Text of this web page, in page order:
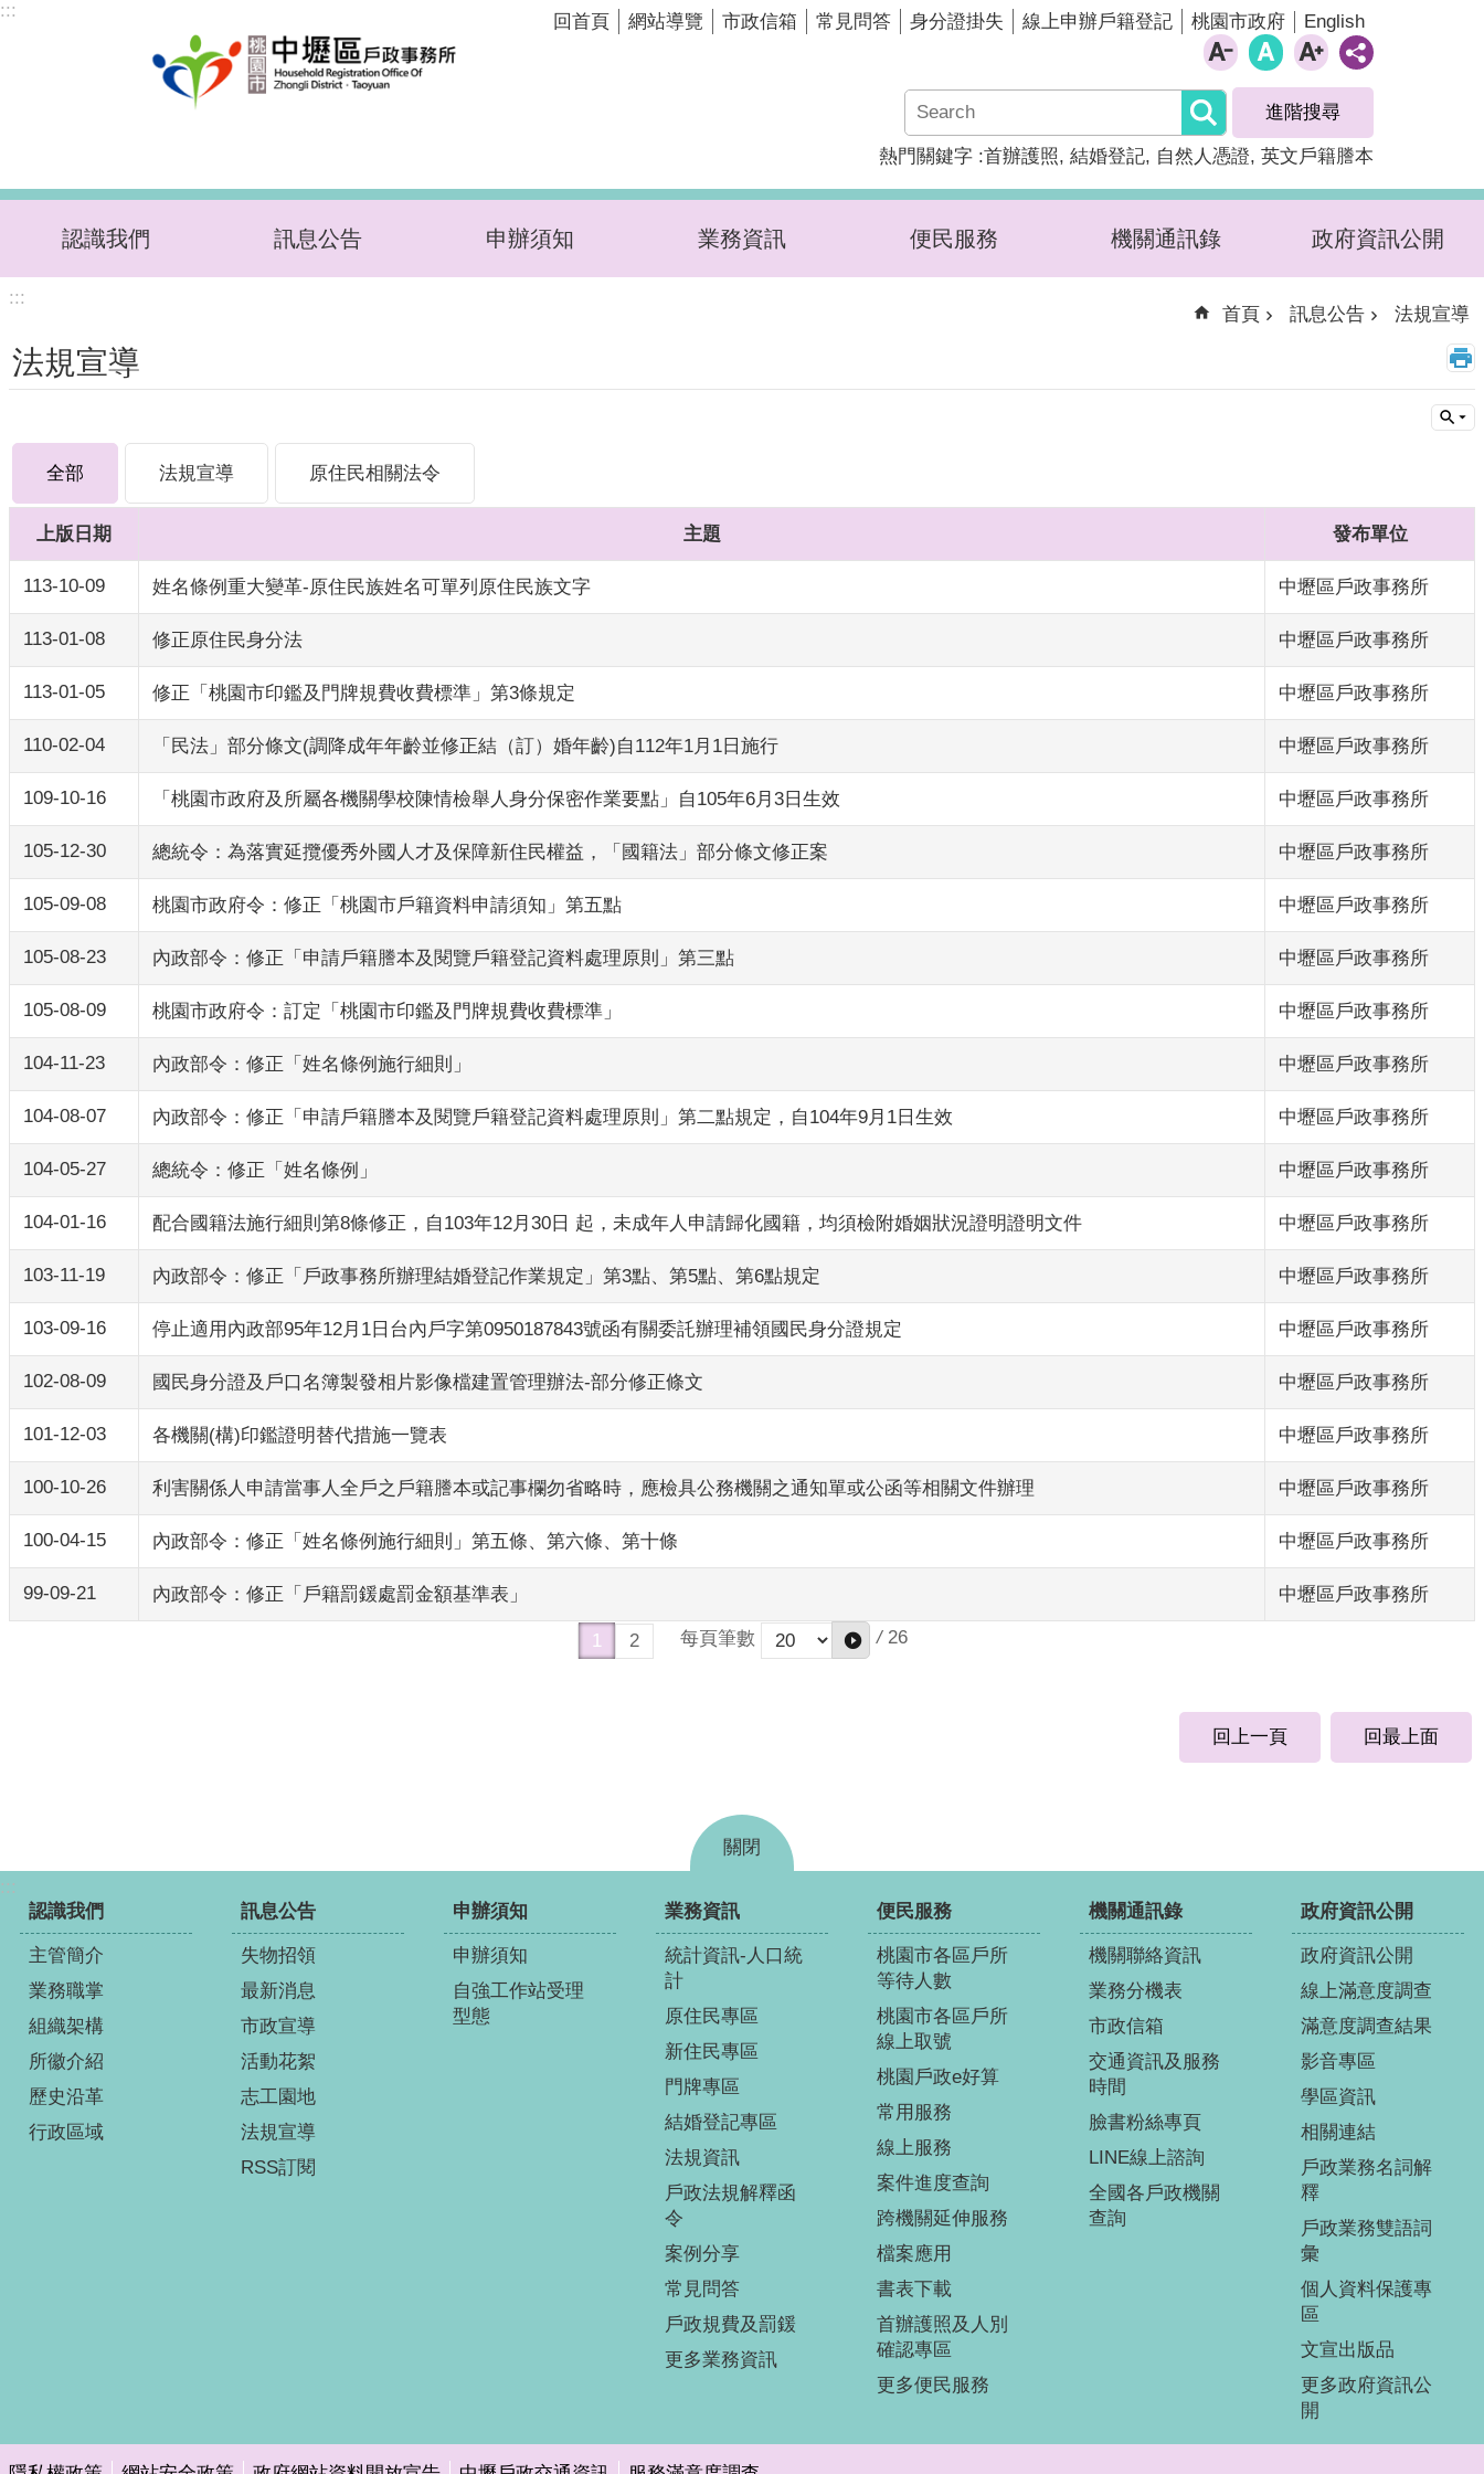
跳到主要內容區塊
:::
回首頁 網站導覽 市政信箱 常見問答 身分證掛失 線上申辦戶籍登記 桃園市政府 English
進階搜尋
熱門關鍵字 首辦護照 結婚登記 自然人憑證 英文戶籍謄本
認識我們 訊息公告 申辦須知 業務資訊 便民服務 機關通訊錄 政府資訊公開
:::
首頁 訊息公告 法規宣導
法規宣導
全部 法規宣導 原住民相關法令
上版日期 主題 發布單位
113-10-09 姓名條例重大變革-原住民族姓名可單列原住民族文字 中壢區戶政事務所
113-01-08 修正原住民身分法 中壢區戶政事務所
113-01-05 修正「桃園市印鑑及門牌規費收費標準」第3條規定 中壢區戶政事務所
110-02-04 「民法」部分條文(調降成年年齡並修正結（訂）婚年齡)自112年1月1日施行 中壢區戶政事務所
109-10-16 「桃園市政府及所屬各機關學校陳情檢舉人身分保密作業要點」自105年6月3日生效 中壢區戶政事務所
105-12-30 總統令：為落實延攬優秀外國人才及保障新住民權益，「國籍法」部分條文修正案 中壢區戶政事務所
105-09-08 桃園市政府令：修正「桃園市戶籍資料申請須知」第五點 中壢區戶政事務所
105-08-23 內政部令：修正「申請戶籍謄本及閱覽戶籍登記資料處理原則」第三點 中壢區戶政事務所
105-08-09 桃園市政府令：訂定「桃園市印鑑及門牌規費收費標準」 中壢區戶政事務所
104-11-23 內政部令：修正「姓名條例施行細則」 中壢區戶政事務所
104-08-07 內政部令：修正「申請戶籍謄本及閱覽戶籍登記資料處理原則」第二點規定，自104年9月1日生效 中壢區戶政事務所
104-05-27 總統令：修正「姓名條例」 中壢區戶政事務所
104-01-16 配合國籍法施行細則第8條修正，自103年12月30日 起，未成年人申請歸化國籍，均須檢附婚姻狀況證明證明文件 中壢區戶政事務所
103-11-19 內政部令：修正「戶政事務所辦理結婚登記作業規定」第3點、第5點、第6點規定 中壢區戶政事務所
103-09-16 停止適用內政部95年12月1日台內戶字第0950187843號函有關委託辦理補領國民身分證規定 中壢區戶政事務所
102-08-09 國民身分證及戶口名簿製發相片影像檔建置管理辦法-部分修正條文 中壢區戶政事務所
101-12-03 各機關(構)印鑑證明替代措施一覽表 中壢區戶政事務所
100-10-26 利害關係人申請當事人全戶之戶籍謄本或記事欄勿省略時，應檢具公務機關之通知單或公函等相關文件辦理 中壢區戶政事務所
100-04-15 內政部令：修正「姓名條例施行細則」第五條、第六條、第十條 中壢區戶政事務所
99-09-21 內政部令：修正「戶籍罰鍰處罰金額基準表」 中壢區戶政事務所
1 2 每頁筆數 / 26
回上一頁 回最上面
關閉
:::
認識我們
主管簡介
業務職掌
組織架構
所徽介紹
歷史沿革
行政區域
訊息公告
失物招領
最新消息
市政宣導
活動花絮
志工園地
法規宣導
RSS訂閱
申辦須知
申辦須知
自強工作站受理
型態
業務資訊
統計資訊-人口統
計
原住民專區
新住民專區
門牌專區
結婚登記專區
法規資訊
戶政法規解釋函
令
案例分享
常見問答
戶政規費及罰鍰
更多業務資訊
便民服務
桃園市各區戶所
等待人數
桃園市各區戶所
線上取號
桃園戶政e好算
常用服務
線上服務
案件進度查詢
跨機關延伸服務
檔案應用
書表下載
首辦護照及人別
確認專區
更多便民服務
機關通訊錄
機關聯絡資訊
業務分機表
市政信箱
交通資訊及服務
時間
臉書粉絲專頁
LINE線上諮詢
全國各戶政機關
查詢
政府資訊公開
政府資訊公開
線上滿意度調查
滿意度調查結果
影音專區
學區資訊
相關連結
戶政業務名詞解
釋
戶政業務雙語詞
彙
個人資料保護專
區
文宣出版品
更多政府資訊公
開